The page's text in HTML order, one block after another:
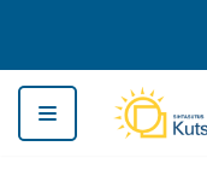
Skip
to
content